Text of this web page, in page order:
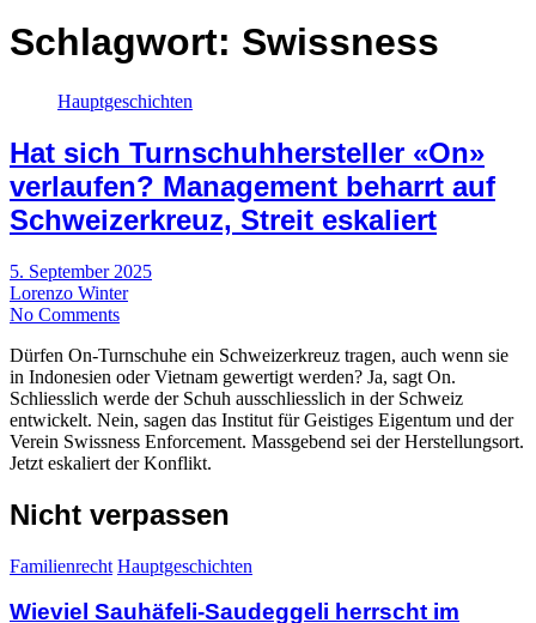
Schlagwort: Swissness
Hauptgeschichten
Hat sich Turnschuhhersteller «On»
verlaufen? Management beharrt auf
Schweizerkreuz, Streit eskaliert
5. September 2025
Lorenzo Winter
No Comments
Dürfen On-Turnschuhe ein Schweizerkreuz tragen, auch wenn sie
in Indonesien oder Vietnam gewertigt werden? Ja, sagt On.
Schliesslich werde der Schuh ausschliesslich in der Schweiz
entwickelt. Nein, sagen das Institut für Geistiges Eigentum und der
Verein Swissness Enforcement. Massgebend sei der Herstellungsort.
Jetzt eskaliert der Konflikt.
Nicht verpassen
Familienrecht Hauptgeschichten
Wieviel Sauhäfeli-Saudeggeli herrscht im